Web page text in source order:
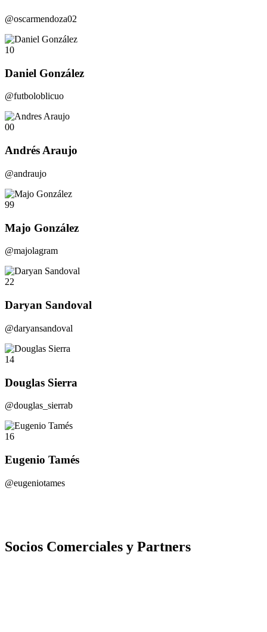
@oscarmendoza02
10
Daniel González
@futboloblicuo
00
Andrés Araujo
@andraujo
99
Majo González
@majolagram
22
Daryan Sandoval
@daryansandoval
14
Douglas Sierra
@douglas_sierrab
16
Eugenio Tamés
@eugeniotames
Socios Comerciales y Partners